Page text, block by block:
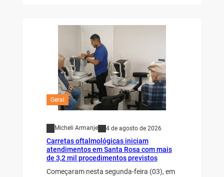
Geral
Micheli Armanje 4 de agosto de 2026
Carretas oftalmológicas iniciam
atendimentos em Santa Rosa com mais
de 3,2 mil procedimentos previstos
Começaram nesta segunda-feira (03), em